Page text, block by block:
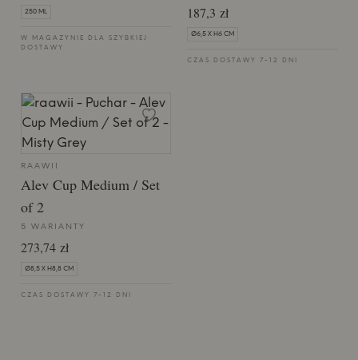
250 ML
W MAGAZYNIE DLA SZYBKIEJ
DOSTAWY
187,3 zł
Ø6,5 X H6 CM
CZAS DOSTAWY 7-12 DNI
RAAWII
Alev Cup Medium / Set
of 2
5 WARIANTY
273,74 zł
Ø8,5 X H8,8 CM
CZAS DOSTAWY 7-12 DNI